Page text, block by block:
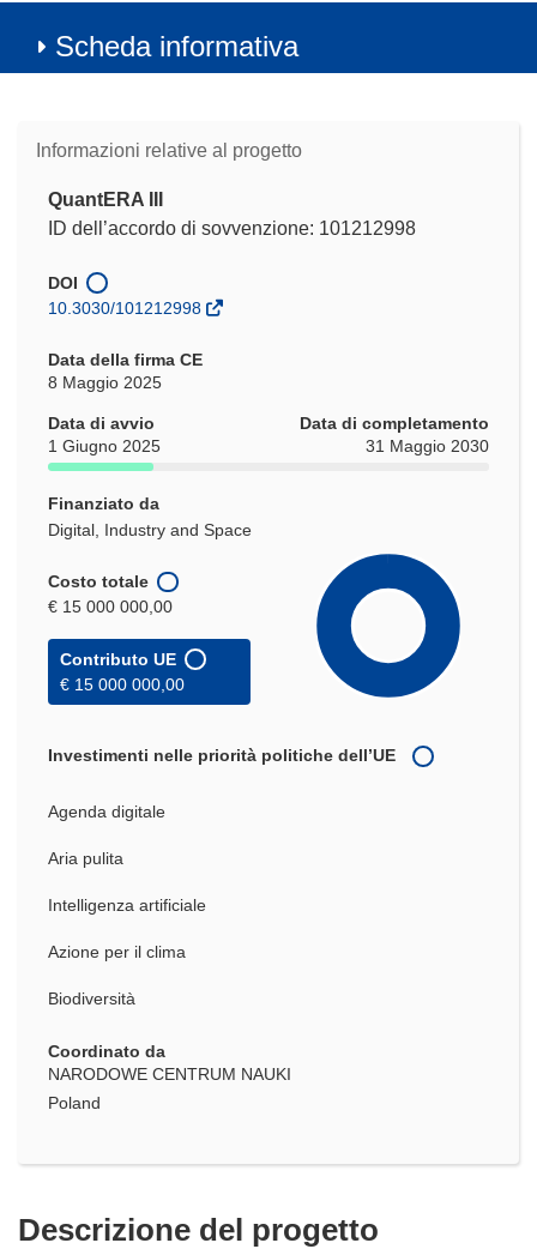
Scheda informativa
Informazioni relative al progetto
QuantERA III
ID dell’accordo di sovvenzione: 101212998
DOI
10.3030/101212998
Data della firma CE
8 Maggio 2025
Data di avvio
1 Giugno 2025
Data di completamento
31 Maggio 2030
Finanziato da
Digital, Industry and Space
Costo totale
€ 15 000 000,00
Contributo UE
€ 15 000 000,00
Investimenti nelle priorità politiche dell’UE
Agenda digitale
Aria pulita
Intelligenza artificiale
Azione per il clima
Biodiversità
Coordinato da
NARODOWE CENTRUM NAUKI
Poland
Descrizione del progetto